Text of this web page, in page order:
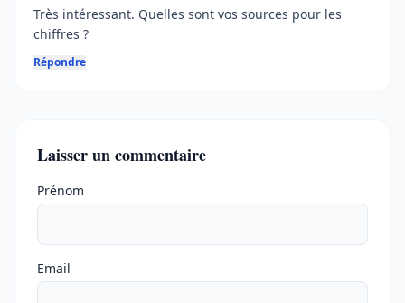
Très intéressant. Quelles sont vos sources pour les
chiffres ?
Répondre
Laisser un commentaire
Ne pas remplir
Prénom
Email